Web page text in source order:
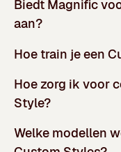
Biedt Magnific
aan?
Hoe train je een
Hoe zorg ik voor
Style?
Welke modellen